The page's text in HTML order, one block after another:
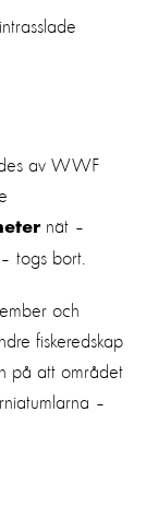
av WWF
nät –
– togs bort.
och
fiskeredskap
på att området
–